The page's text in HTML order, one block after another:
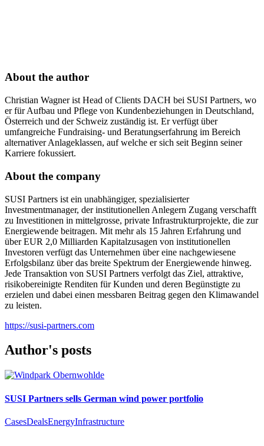
About the author
Christian Wagner ist Head of Clients DACH bei SUSI Partners, wo
er für Aufbau und Pflege von Kundenbeziehungen in Deutschland,
Österreich und der Schweiz zuständig ist. Er verfügt über
umfangreiche Fundraising- und Beratungserfahrung im Bereich
alternativer Anlageklassen, auf welche er sich seit Beginn seiner
Karriere fokussiert.
About the company
SUSI Partners ist ein unabhängiger, spezialisierter
Investmentmanager, der institutionellen Anlegern Zugang verschafft
zu Investitionen in mittelgrosse, private Infrastrukturprojekte, die zur
Energiewende beitragen. Mit mehr als 15 Jahren Erfahrung und
über EUR 2,0 Milliarden Kapitalzusagen von institutionellen
Investoren verfügt das Unternehmen über eine nachgewiesene
Erfolgsbilanz über das breite Spektrum der Energiewende hinweg.
Jede Transaktion von SUSI Partners verfolgt das Ziel, attraktive,
risikobereinigte Renditen für Kunden und deren Begünstigte zu
erzielen und dabei einen messbaren Beitrag gegen den Klimawandel
zu leisten.
https://susi-partners.com
Author's posts
SUSI Partners sells German wind power portfolio
CasesDealsEnergyInfrastructure